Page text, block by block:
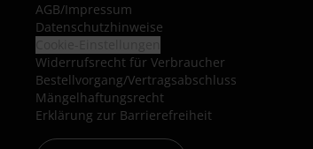
AGB/Impressum
Datenschutzhinweise
Widerrufsrecht für Verbraucher
Bestellvorgang/Vertragsabschluss
Mängelhaftungsrecht
Erklärung zur Barrierefreiheit